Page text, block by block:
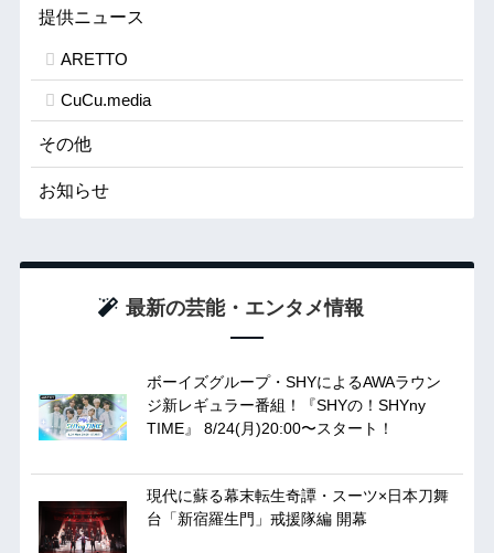
提供ニュース
ARETTO
CuCu.media
その他
お知らせ
最新の芸能・エンタメ情報
ボーイズグループ・SHYによるAWAラウン
ジ新レギュラー番組！『SHYの！SHYny
TIME』 8/24(月)20:00〜スタート！
現代に蘇る幕末転生奇譚・スーツ×日本刀舞
台「新宿羅生門」戒援隊編 開幕